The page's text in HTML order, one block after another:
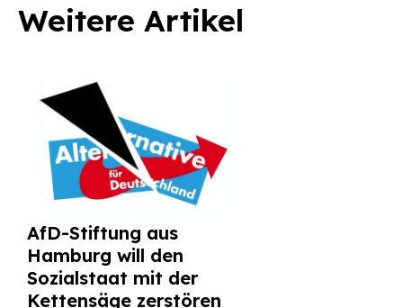
Weitere Artikel
AfD-Stiftung aus
Hamburg will den
Sozialstaat mit der
Kettensäge zerstören